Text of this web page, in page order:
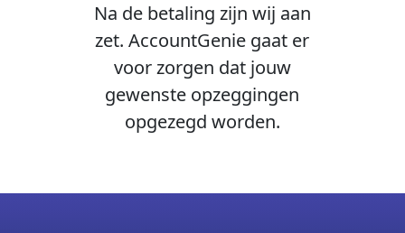
Na de betaling zijn wij aan
zet. AccountGenie gaat er
voor zorgen dat jouw
gewenste opzeggingen
opgezegd worden.